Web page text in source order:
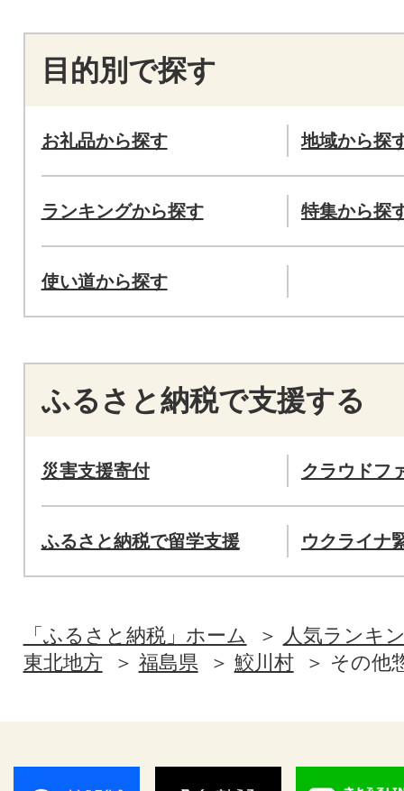
目的別で探す
お礼品から探す 地域から探
ランキングから探す 特集から探
使い道から探す
ふるさと納税で支援する
災害支援寄付 クラウドフ
ふるさと納税で留学支援 ウクライナ
「ふるさと納税」ホーム
人気ランキ
東北地方
福島県 鮫川村 その他